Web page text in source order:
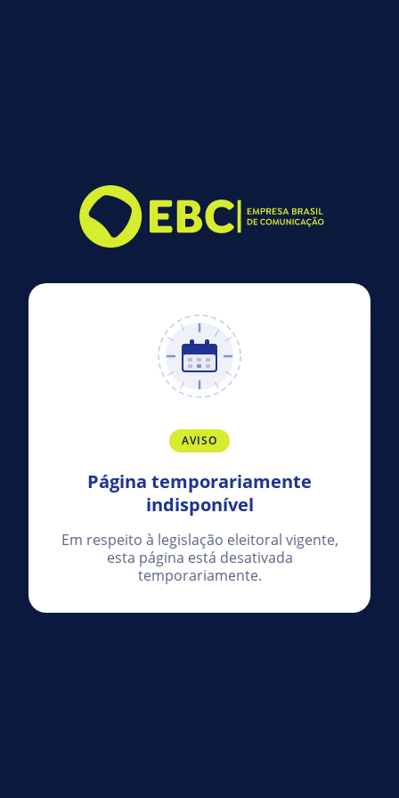
AVISO
Página temporariamente
indisponível
Em respeito à legislação eleitoral vigente,
esta página está desativada
temporariamente.